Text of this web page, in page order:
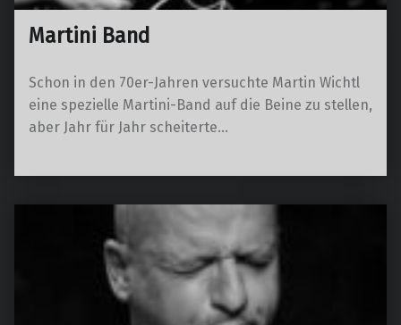
Martini Band
Schon in den 70er-Jahren versuchte Martin Wichtl
eine spezielle Martini-Band auf die Beine zu stellen,
aber Jahr für Jahr scheiterte…